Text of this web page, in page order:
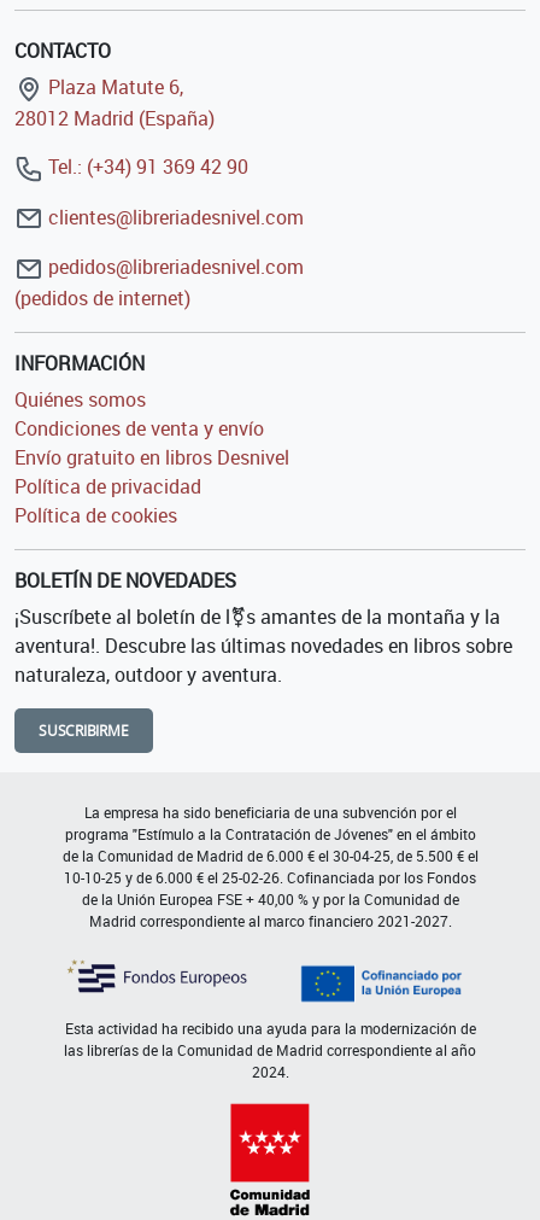
CONTACTO
Plaza Matute 6,
28012 Madrid (España)
Tel.: (+34) 91 369 42 90
clientes@libreriadesnivel.com
pedidos@libreriadesnivel.com
(pedidos de internet)
INFORMACIÓN
Quiénes somos
Condiciones de venta y envío
Envío gratuito en libros Desnivel
Política de privacidad
Política de cookies
BOLETÍN DE NOVEDADES
¡Suscríbete al boletín de l⚧s amantes de la montaña y la
aventura!. Descubre las últimas novedades en libros sobre
naturaleza, outdoor y aventura.
SUSCRIBIRME
La empresa ha sido beneficiaria de una subvención por el
programa "Estímulo a la Contratación de Jóvenes" en el ámbito
de la Comunidad de Madrid de 6.000 € el 30-04-25, de 5.500 € el
10-10-25 y de 6.000 € el 25-02-26. Cofinanciada por los Fondos
de la Unión Europea FSE + 40,00 % y por la Comunidad de
Madrid correspondiente al marco financiero 2021-2027.
Esta actividad ha recibido una ayuda para la modernización de
las librerías de la Comunidad de Madrid correspondiente al año
2024.